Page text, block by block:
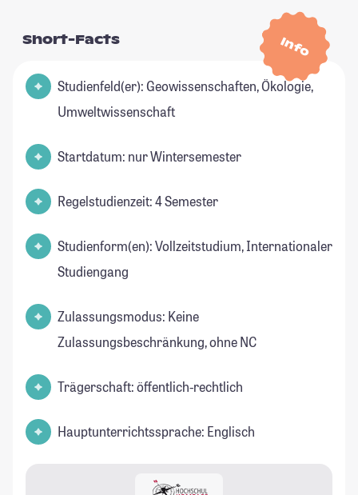
Info
Short-Facts
Studienfeld(er): Geowissenschaften, Ökologie,
Umweltwissenschaft
Startdatum: nur Wintersemester
Regelstudienzeit: 4 Semester
Studienform(en): Vollzeitstudium, Internationaler
Studiengang
Zulassungsmodus: Keine
Zulassungsbeschränkung, ohne NC
Trägerschaft: öffentlich-rechtlich
Hauptunterrichtssprache: Englisch